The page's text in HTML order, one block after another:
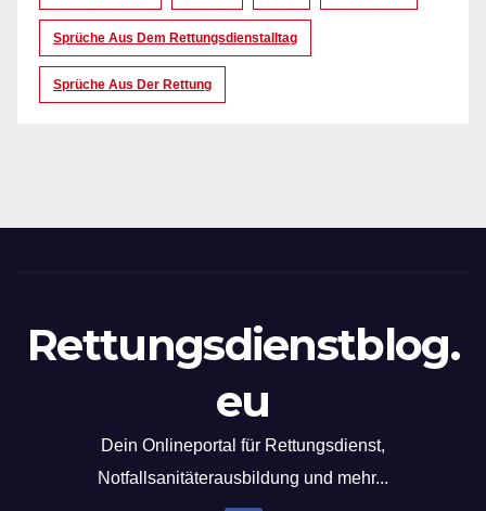
Sprüche Aus Dem Rettungsdienstalltag
Sprüche Aus Der Rettung
Rettungsdienstblog.
eu
Dein Onlineportal für Rettungsdienst,
Notfallsanitäterausbildung und mehr...